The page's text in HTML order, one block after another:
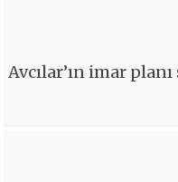
Avcılar’ın imar